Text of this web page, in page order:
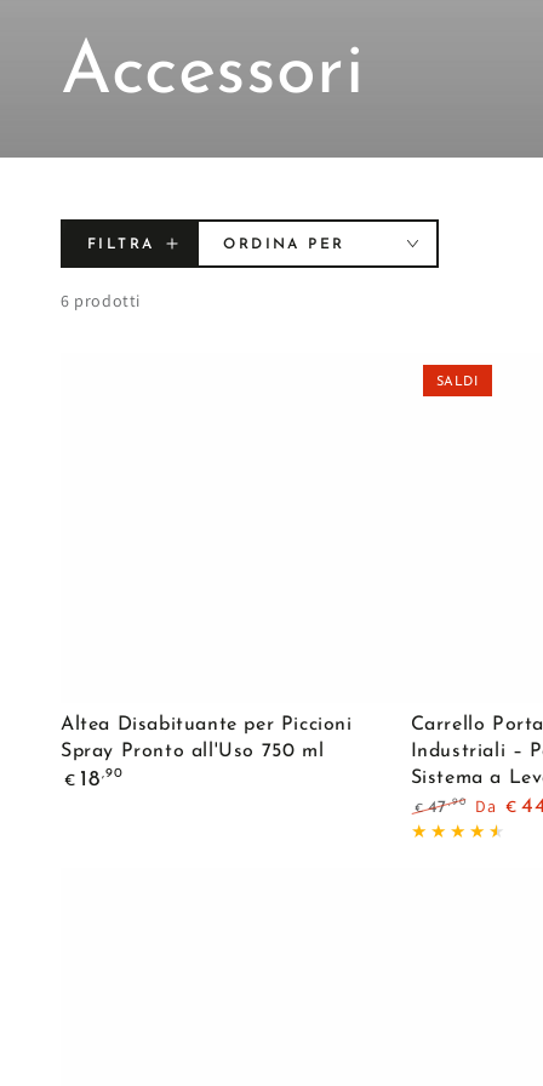
Collezione:
Accessori
FILTRA ORDINA PER
6 prodotti
Altea
Disabituante
per
Altea Disabituante per Piccioni
Spray Pronto all'Uso 750 ml
Prezzo
€ 18,90
Carrello
Porta
Lavatrice
con
Carrello
Industriali –
Sistema a
Prezzo
€ 47,90
Il
Da €
SALDI